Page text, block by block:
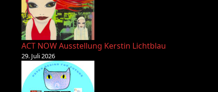
ACT NOW Ausstellung Kerstin Lichtblau
29. Juli 2026